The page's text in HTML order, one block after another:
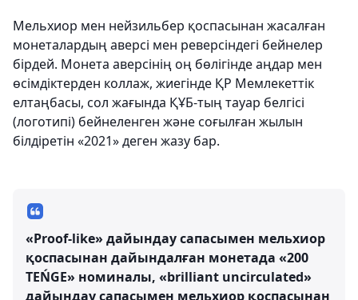
Мельхиор мен нейзильбер қоспасынан жасалған
монеталардың аверсі мен реверсіндегі бейнелер
бірдей. Монета аверсінің оң бөлігінде аңдар мен
өсімдіктерден коллаж, жиегінде ҚР Мемлекеттік
елтаңбасы, сол жағында ҚҰБ-тың тауар белгісі
(логотипі) бейнеленген және соғылған жылын
білдіретін «2021» деген жазу бар.
«Рrооf-like» дайындау сапасымен мельхиор
қоспасынан дайындалған монетада «200
TEŃGE» номиналы, «brilliant uncirculated»
дайындау сапасымен мельхиор қоспасынан